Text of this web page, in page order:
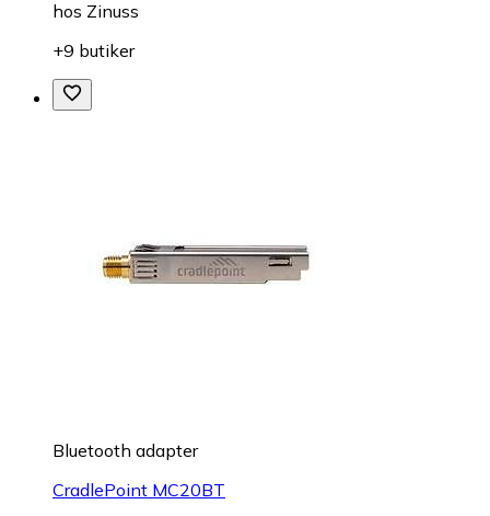
hos Zinuss
+9 butiker
Bluetooth adapter
CradlePoint MC20BT